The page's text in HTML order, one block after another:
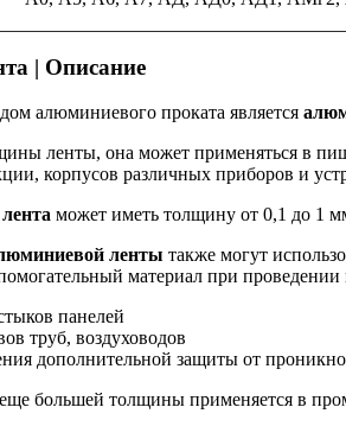
| Описание
алюминиевого проката является
ленты, она может применяться в
корпусов различных приборов и
может иметь толщину от 0,1 до 1
ленты также могут
материал при
панелей
труб, воздуховодов
дополнительной защиты от
еще большей толщины применяется в